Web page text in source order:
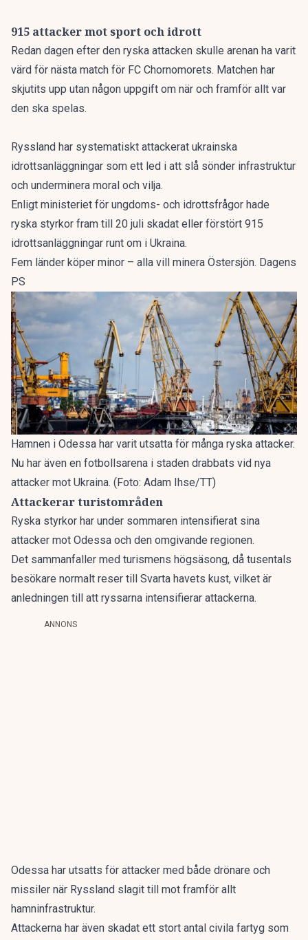
915 attacker mot sport och idrott
Redan dagen efter den ryska attacken skulle arenan ha varit
värd för nästa match för FC Chornomorets. Matchen har
skjutits upp utan någon uppgift om när och framför allt var
den ska spelas.
Ryssland har systematiskt attackerat ukrainska
idrottsanläggningar som ett led i att slå sönder infrastruktur
och underminera moral och vilja.
Enligt ministeriet för ungdoms- och idrottsfrågor hade
ryska styrkor fram till 20 juli skadat eller förstört 915
idrottsanläggningar runt om i Ukraina.
Fem länder köper minor – alla vill minera Östersjön. Dagens
PS
Hamnen i Odessa har varit utsatta för många ryska attacker.
Nu har även en fotbollsarena i staden drabbats vid nya
attacker mot Ukraina. (Foto: Adam Ihse/TT)
Attackerar turistområden
Ryska styrkor har under sommaren intensifierat sina
attacker mot Odessa och den omgivande regionen.
Det sammanfaller med turismens högsäsong, då tusentals
besökare normalt reser till Svarta havets kust, vilket är
anledningen till att ryssarna intensifierar attackerna.
ANNONS
Odessa har utsatts för attacker med både drönare och
missiler när Ryssland slagit till mot framför allt
hamninfrastruktur.
Attackerna har även skadat ett stort antal civila fartyg som